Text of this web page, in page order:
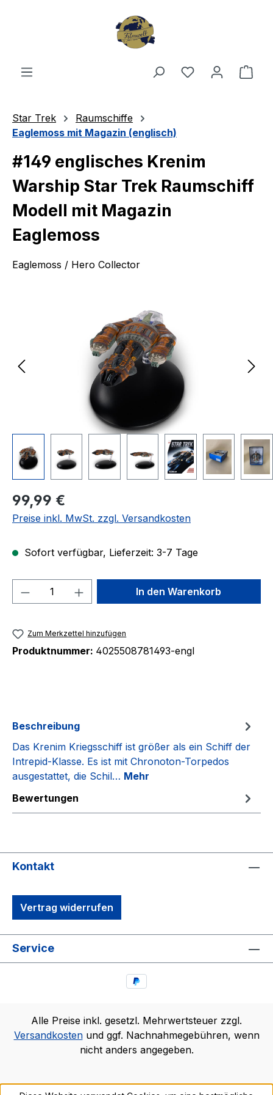
Du hast 0
Star Trek
Raumschiffe
Eaglemoss mit Magazin (englisch)
#149 englisches Krenim
Warship Star Trek Raumschiff
Modell mit Magazin
Eaglemoss
Eaglemoss / Hero Collector
Regulärer Preis:
99,99 €
Preise inkl. MwSt. zzgl. Versandkosten
Sofort verfügbar, Lieferzeit: 3-7 Tage
Produkt Anzahl: Gib denIn den Warenkorb
Zum Merkzettel hinzufügen
Produktnummer: 4025508781493-engl
Beschreibung
Das Krenim Kriegsschiff ist größer als ein Schiff der
Intrepid-Klasse. Es ist mit Chronoton-Torpedos
ausgestattet, die Schil… Mehr
Bewertungen
Kontakt
Vertrag widerrufen
Service
Alle Preise inkl. gesetzl. Mehrwertsteuer zzgl.
Versandkostenund ggf. Nachnahmegebühren, wenn
nicht anders angegeben.